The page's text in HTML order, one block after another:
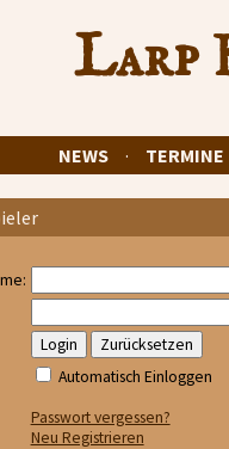
Larp
NEWS · TERMINE
Automatisch Einloggen
Passwort vergessen?
Neu Registrieren